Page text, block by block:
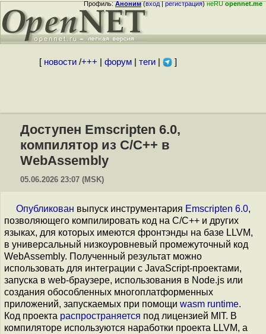
Профиль:Аноним(вход|регистрация)неRUopennet.me
[ новости/+++ форум| теги| ]
Доступен Emscripten 6.0,
компилятор из C/C++ в
WebAssembly
05.06.2026 23:07 (MSK)
Опубликован выпуск инструментария Emscripten 6.0,
позволяющего компилировать код на C/C++ и других
языках, для которых имеются фронтэнды на базе LLVM,
в универсальный низкоуровневый промежуточный код
WebAssembly. Полученный результат можно
использовать для интеграции с JavaScript-проектами,
запуска в web-браузере, использования в Node.js или
создания обособленных многоплатформенных
приложений, запускаемых при помощи wasm runtime.
Код проекта распространяется под лицензией MIT. В
компиляторе используются наработки проекта LLVM, а